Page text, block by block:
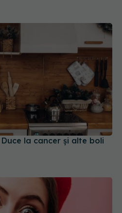
la cancer și alte boli